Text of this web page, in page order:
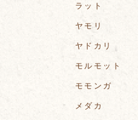
ラット
ヤモリ
ヤドカリ
モルモット
モモンガ
メダカ